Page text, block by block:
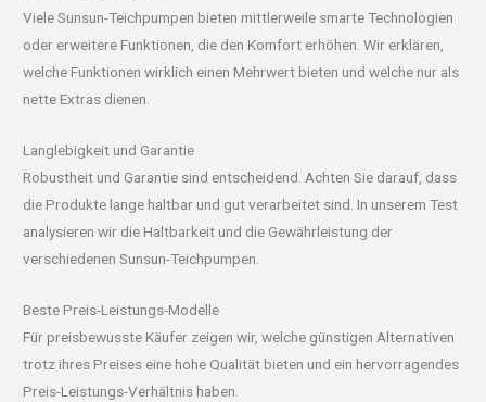
Viele Sunsun-Teichpumpen bieten mittlerweile smarte Technologien
oder erweitere Funktionen, die den Komfort erhöhen. Wir erklären,
welche Funktionen wirklich einen Mehrwert bieten und welche nur als
nette Extras dienen.
Langlebigkeit und Garantie
Robustheit und Garantie sind entscheidend. Achten Sie darauf, dass
die Produkte lange haltbar und gut verarbeitet sind. In unserem Test
analysieren wir die Haltbarkeit und die Gewährleistung der
verschiedenen Sunsun-Teichpumpen.
Beste Preis-Leistungs-Modelle
Für preisbewusste Käufer zeigen wir, welche günstigen Alternativen
trotz ihres Preises eine hohe Qualität bieten und ein hervorragendes
Preis-Leistungs-Verhältnis haben.